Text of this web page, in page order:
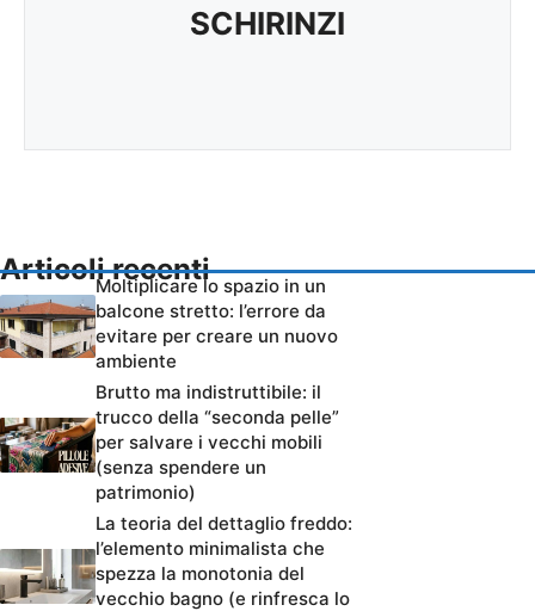
SCHIRINZI
Articoli recenti
Moltiplicare lo spazio in un
balcone stretto: l’errore da
evitare per creare un nuovo
ambiente
Brutto ma indistruttibile: il
trucco della “seconda pelle”
per salvare i vecchi mobili
(senza spendere un
patrimonio)
La teoria del dettaglio freddo:
l’elemento minimalista che
spezza la monotonia del
vecchio bagno (e rinfresca lo